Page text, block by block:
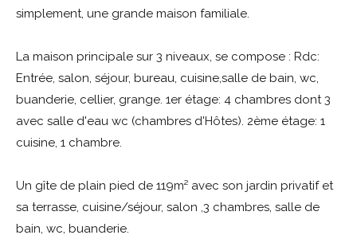
simplement, une grande maison familiale.
La maison principale sur 3 niveaux, se compose : Rdc:
Entrée, salon, séjour, bureau, cuisine,salle de bain, wc,
buanderie, cellier, grange. 1er étage: 4 chambres dont 3
avec salle d'eau wc (chambres d'Hôtes). 2ème étage: 1
cuisine, 1 chambre.
Un gîte de plain pied de 119m² avec son jardin privatif et
sa terrasse, cuisine/séjour, salon ,3 chambres, salle de
bain, wc, buanderie.